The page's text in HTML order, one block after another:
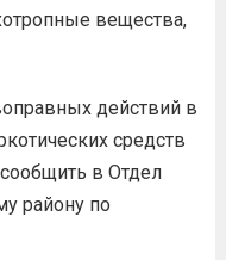
вещества,
действий в
средств
в Отдел
району по